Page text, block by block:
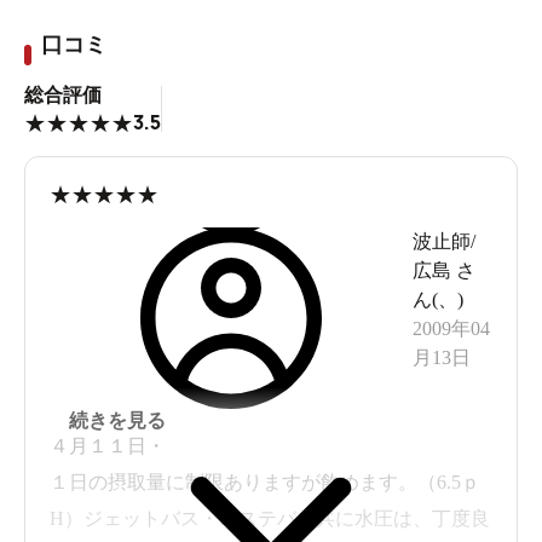
口コミ
総合評価
★★★★★3.5
★★★★★
波止師/
広島 さ
ん(
)
2009年04
月13日
４月１１日・
１日の摂取量に制限ありますが飲めます。（6.5ｐ
H）ジェットバス・エステバス共に水圧は、丁度良
続きを見る